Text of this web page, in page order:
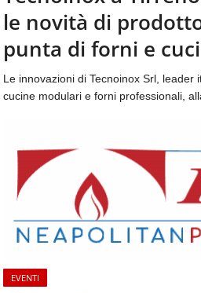
aggiornamenti
quotidiani
temi
come
ospitalità,
beverage,
catering
e
quotidiani
sul
dell'alimentazione,
dei
CONTATTI
le novità di
punta di forni e
Le innovazioni di Tecnoinox Srl, leader
cucine modulari e forni professionali,
EVENTI